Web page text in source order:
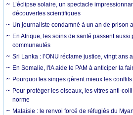
L’éclipse solaire, un spectacle
découvertes scientifiques
Un journaliste condamné à un an de prison
En Afrique, les soins de santé passent aussi
communautés
Sri Lanka : l’ONU réclame justice, vingt ans
En Somalie, l'IA aide le PAM à anticiper la
Pourquoi les singes gèrent mieux les
Pour protéger les oiseaux, les vitres anti-
norme
Malaisie : le renvoi forcé de réfugiés du